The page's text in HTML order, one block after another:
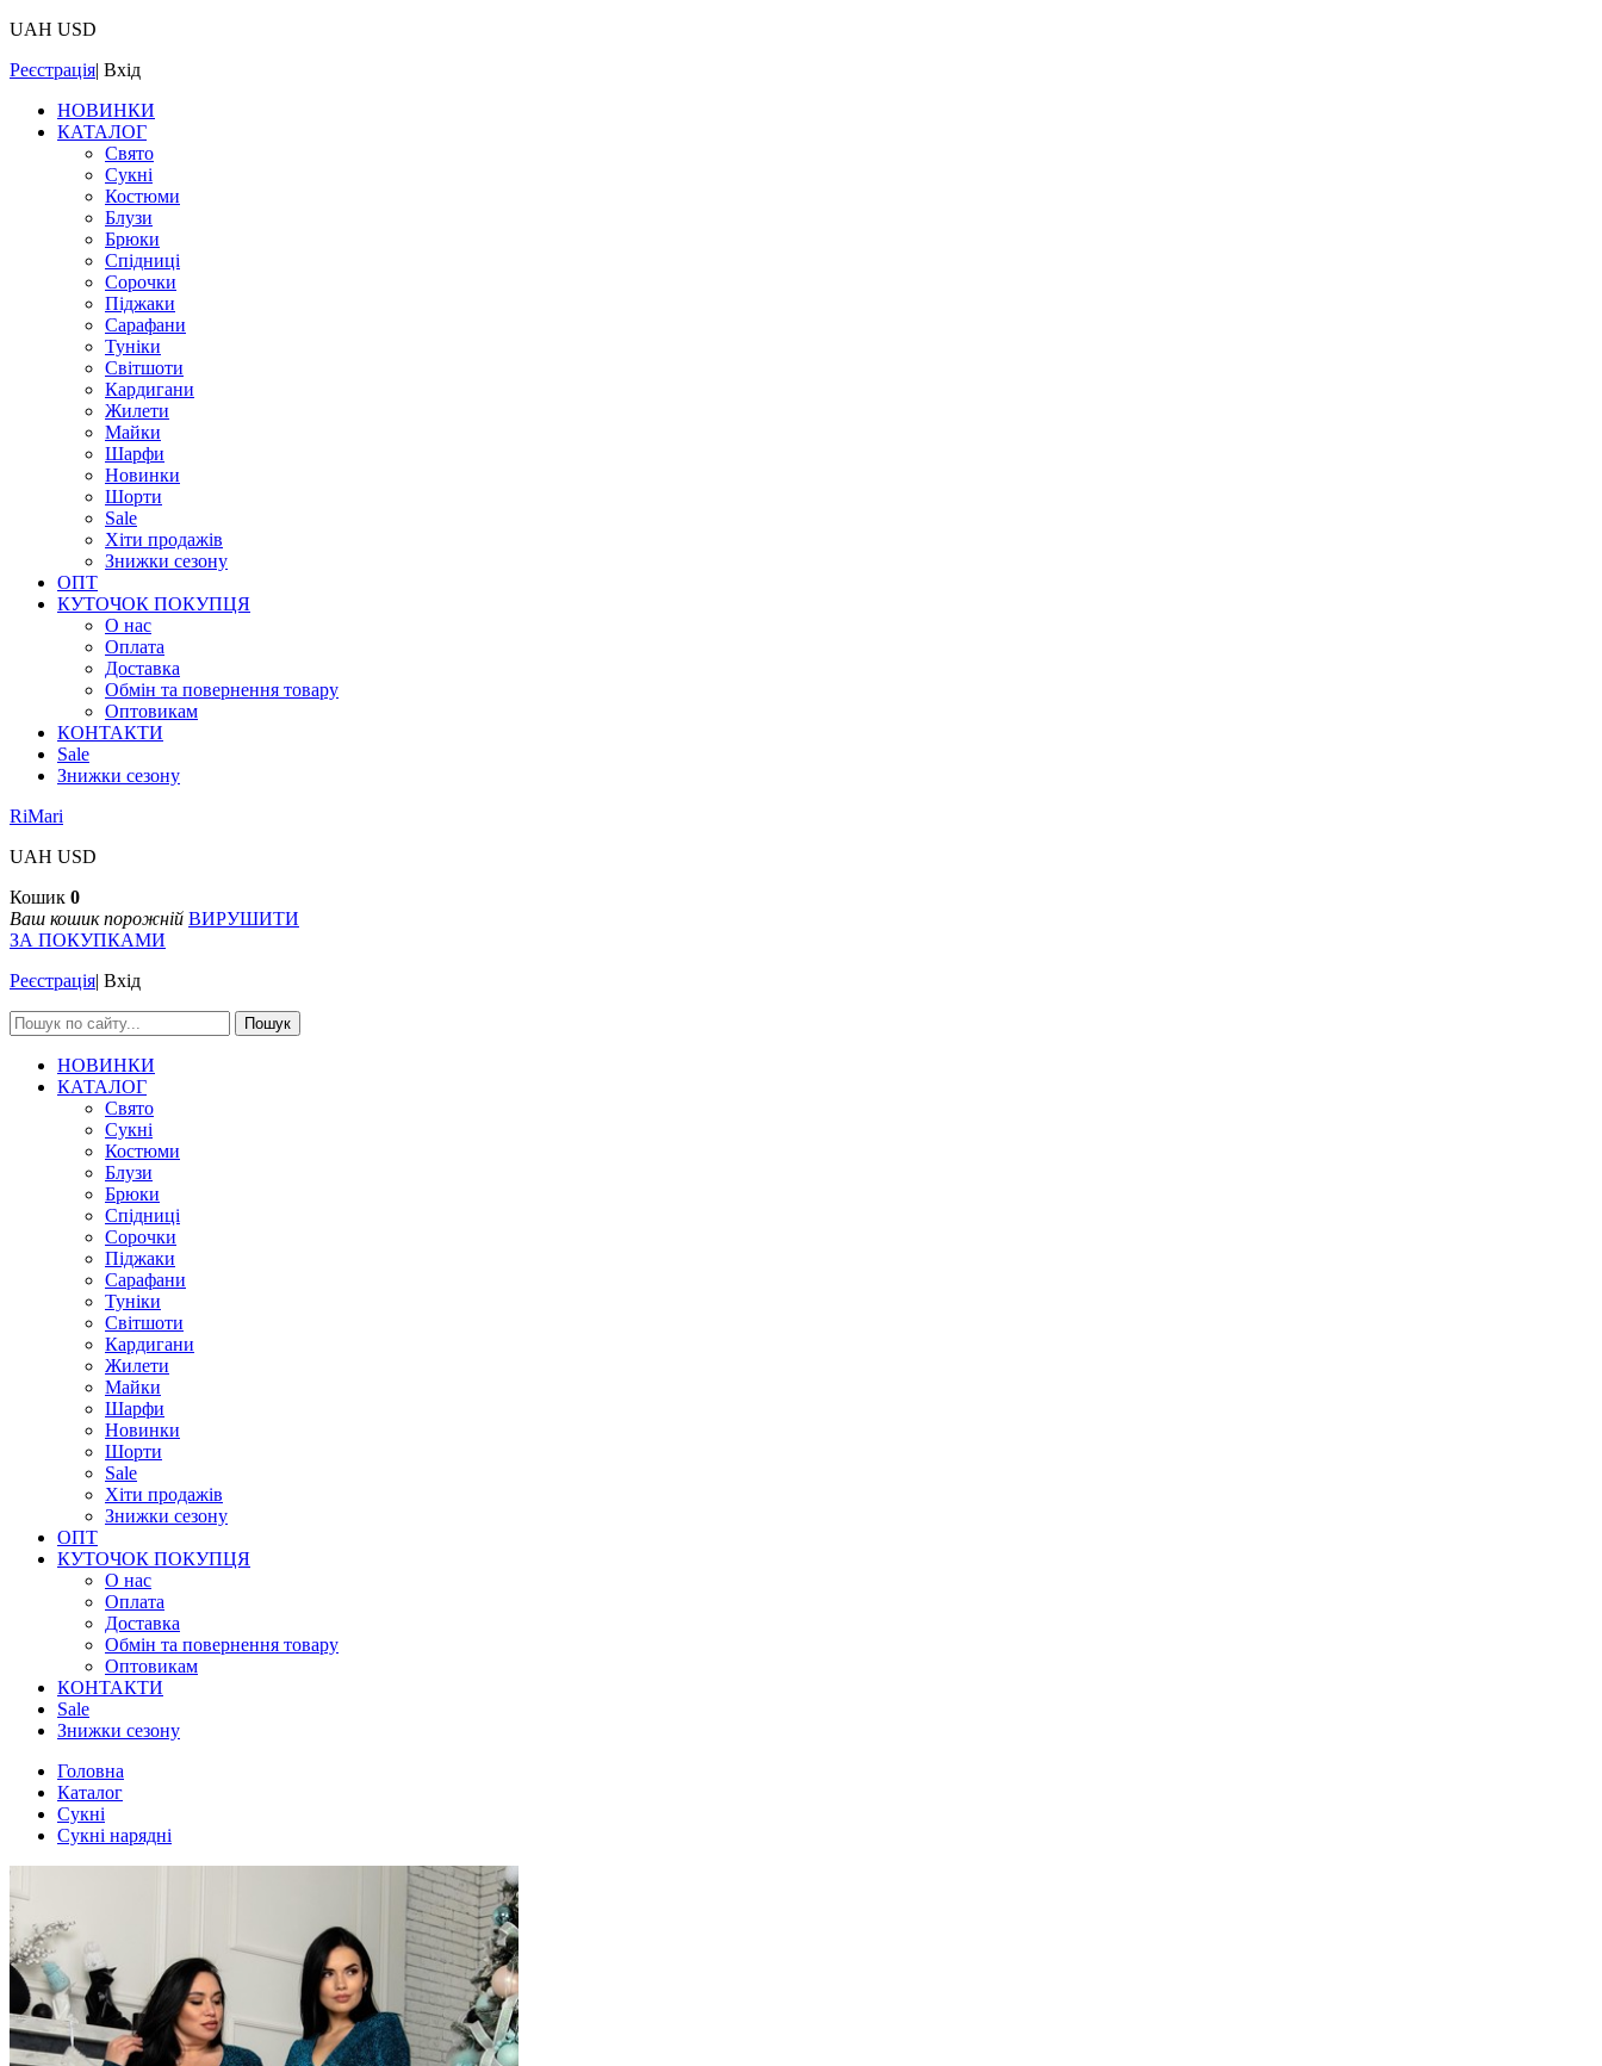
UAH USD
Реєстрація| Вхід
НОВИНКИ
КАТАЛОГ
Свято
Сукні
Костюми
Блузи
Брюки
Спідниці
Сорочки
Піджаки
Сарафани
Туніки
Світшоти
Кардигани
Жилети
Майки
Шарфи
Новинки
Шорти
Sale
Хіти продажів
Знижки сезону
ОПТ
КУТОЧОК ПОКУПЦЯ
О нас
Оплата
Доставка
Обмін та повернення товару
Оптовикам
КОНТАКТИ
Sale
Знижки сезону
RiMari
UAH USD
Кошик 0
Ваш кошик порожній ВИРУШИТИ
ЗА ПОКУПКАМИ
Реєстрація| Вхід
Пошук
НОВИНКИ
КАТАЛОГ
Свято
Сукні
Костюми
Блузи
Брюки
Спідниці
Сорочки
Піджаки
Сарафани
Туніки
Світшоти
Кардигани
Жилети
Майки
Шарфи
Новинки
Шорти
Sale
Хіти продажів
Знижки сезону
ОПТ
КУТОЧОК ПОКУПЦЯ
О нас
Оплата
Доставка
Обмін та повернення товару
Оптовикам
КОНТАКТИ
Sale
Знижки сезону
Головна
Каталог
Сукні
Сукні нарядні